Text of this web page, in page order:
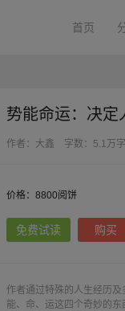
首页
势能命运：决定
作者：大鑫 字数：5.1万字
价格：8800阅饼
免费试读 购买
作者通过特殊的人生经历
能、命、运这四个奇妙的